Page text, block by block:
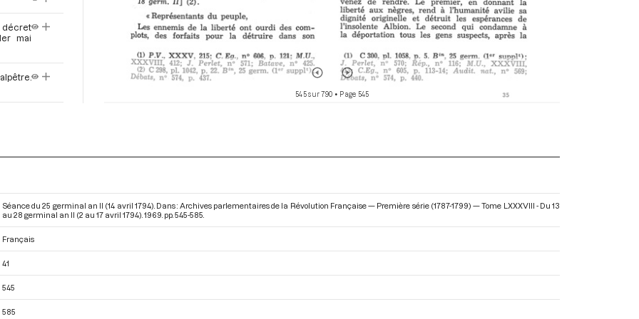
décret
mai
des
par le
545 sur 790 • Page 545
Séance du 25 germinal an II (14 avril 1794). Dans : Archives parlementaires de la Révolution Française — Première série (1787-1799) — Tome LXXXVIII - Du 13
au 28 germinal an II (2 au 17 avril 1794) . 1969. pp. 545-585.
Français
41
545
585